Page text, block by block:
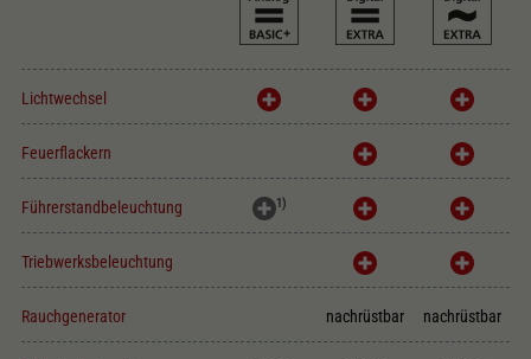
Kurzkupplungskinematik
Schliessen
Lichtwechsel
Feuerflackern
Führerstandbeleuchtung 1)
Triebwerksbeleuchtung
Rauchgenerator nachrüstbar nachrüstbar